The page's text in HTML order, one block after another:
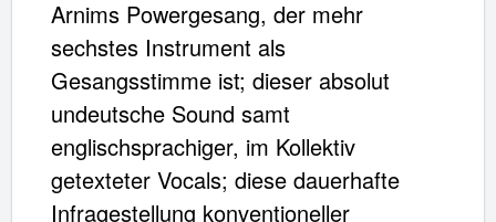
Arnims Powergesang, der mehr
sechstes Instrument als
Gesangsstimme ist; dieser absolut
undeutsche Sound samt
englischsprachiger, im Kollektiv
getexteter Vocals; diese dauerhafte
Infragestellung konventioneller